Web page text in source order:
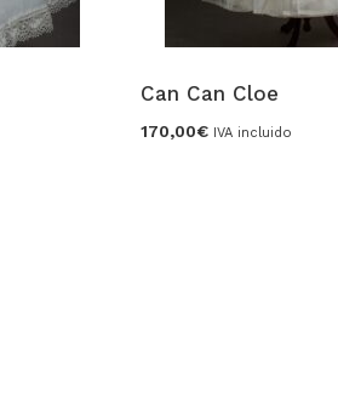
Can Can Cloe
170,00€ IVA incluido